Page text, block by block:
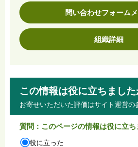
問い合わせフォーム
組織詳細
この情報は役に立ちました
お寄せいただいた評価はサイト運営の
質問：このページの情報は役に立ち
役に立った